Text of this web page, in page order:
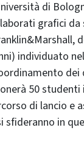
di
grafici da
individuato
dei
50 studenti
di lancio e
sfideranno in